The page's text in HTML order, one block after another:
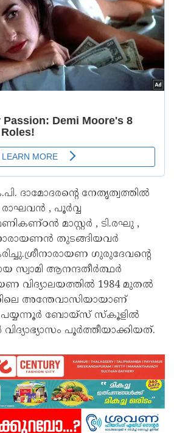
ദാമോദരന്‍റെ നേതൃത്വത്തില്‍
രാഘവന്‍ , പൂര്‍വ്വ
മാസ്റ്റര്‍ , ടി.രഘു ,
തുടങ്ങിയവര്‍
ഗുരുദേവന്‍റെ
സ്വാമി ആനന്ദതീര്‍ത്ഥര്‍
വിദ്യാലയത്തില്‍ 1984 മുതൽ
അന്തേവാസിയായാണ്
ബോയ്സ് സ്കൂളില്‍
പൂര്‍ത്തീയാക്കിയത്.